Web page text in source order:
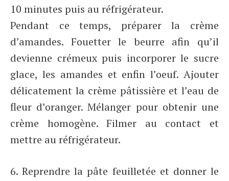
10 minutes puis au réfrigérateur.
Pendant ce temps, préparer la crème
d’amandes. Fouetter le beurre afin qu’il
devienne crémeux puis incorporer le sucre
glace, les amandes et enfin l’oeuf. Ajouter
délicatement la crème pâtissière et l’eau de
fleur d’oranger. Mélanger pour obtenir une
crème homogène. Filmer au contact et
mettre au réfrigérateur.
6. Reprendre la pâte feuilletée et donner le